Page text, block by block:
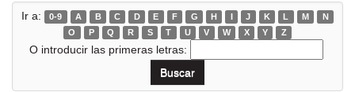
Ir a: 0-9 A B C D E F G H I J K L M
N
O
P Q R S T U V W X Y Z
O introducir las primeras letras: